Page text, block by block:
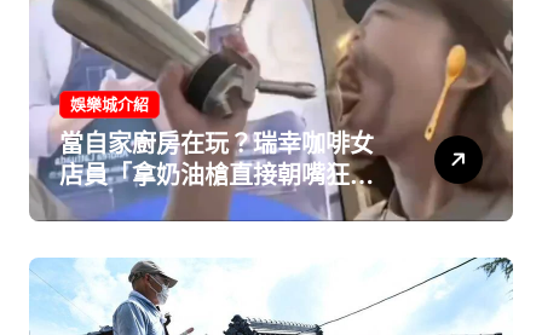
娛樂城介紹
當自家廚房在玩？瑞幸咖啡女
店員「拿奶油槍直接朝嘴狂
噴」 離譜畫面曝光慘遭光速開